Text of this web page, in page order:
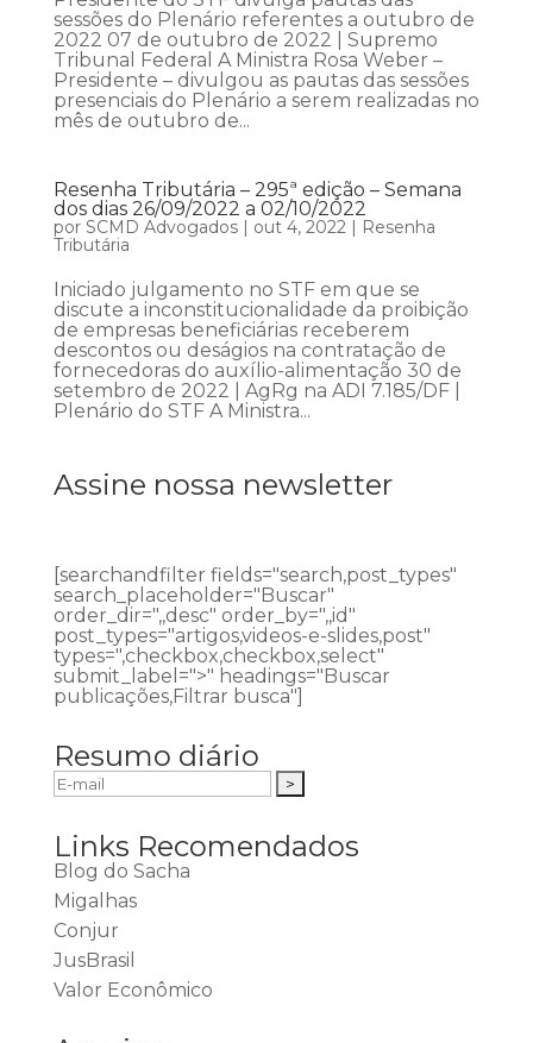
sessões do Plenário referentes a outubro de
2022 07 de outubro de 2022 | Supremo
Tribunal Federal A Ministra Rosa Weber –
Presidente – divulgou as pautas das sessões
presenciais do Plenário a serem realizadas no
mês de outubro de...
Resenha Tributária – 295ª edição – Semana
dos dias 26/09/2022 a 02/10/2022
por SCMD Advogados| out 4, 2022| Resenha
Tributária
Iniciado julgamento no STF em que se
discute a inconstitucionalidade da proibição
de empresas beneficiárias receberem
descontos ou deságios na contratação de
fornecedoras do auxílio-alimentação 30 de
setembro de 2022 | AgRg na ADI 7.185/DF |
Plenário do STF A Ministra...
Assine nossa newsletter
[searchandfilter fields="search,post_types"
search_placeholder="Buscar"
order_dir=",,desc" order_by=",,id"
post_types="artigos,videos-e-slides,post"
types=",checkbox,checkbox,select"
submit_label=">" headings="Buscar
publicações,Filtrar busca"]
Resumo diário
Links Recomendados
Blog do Sacha
Migalhas
Conjur
JusBrasil
Valor Econômico